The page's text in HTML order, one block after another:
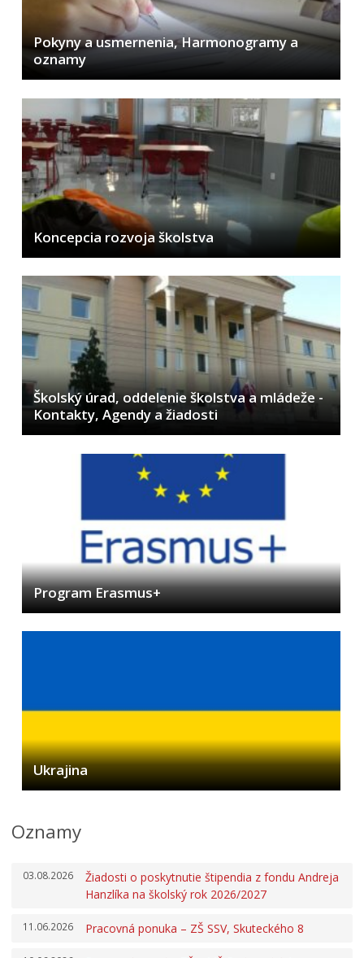
Pokyny a usmernenia, Harmonogramy a
oznamy
Koncepcia rozvoja školstva
Školský úrad, oddelenie školstva a mládeže -
Kontakty, Agendy a žiadosti
Program Erasmus+
Ukrajina
Oznamy
03.08.2026
Žiadosti o poskytnutie štipendia z fondu Andreja
Hanzlíka na školský rok 2026/2027
11.06.2026 Pracovná ponuka – ZŠ SSV, Skuteckého 8